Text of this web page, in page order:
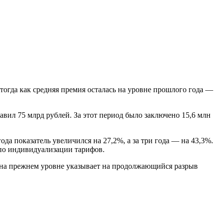
как средняя премия осталась на уровне прошлого года —
75 млрд рублей. За этот период было заключено 15,6 млн
показатель увеличился на 27,2%, а за три года — на 43,3%.
индивидуализации тарифов.
прежнем уровне указывает на продолжающийся разрыв